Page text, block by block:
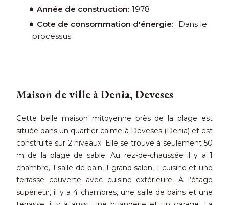
Année de construction: 1978
Cote de consommation d'énergie:
Dans le
processus
Maison de ville à Denia, Deveses
Cette belle maison mitoyenne près de la plage est
située dans un quartier calme à Deveses (Denia) et est
construite sur 2 niveaux. Elle se trouve à seulement 50
m de la plage de sable. Au rez-de-chaussée il y a 1
chambre, 1 salle de bain, 1 grand salon, 1 cuisine et une
terrasse couverte avec cuisine extérieure. À l’étage
supérieur, il y a 4 chambres, une salle de bains et une